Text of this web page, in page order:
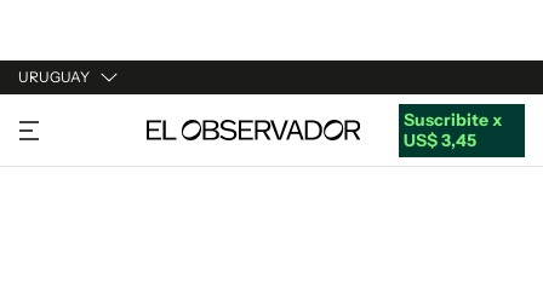
URUGUAY
URUGUAY
ARGENTINA
Suscribite x
US$ 3,45